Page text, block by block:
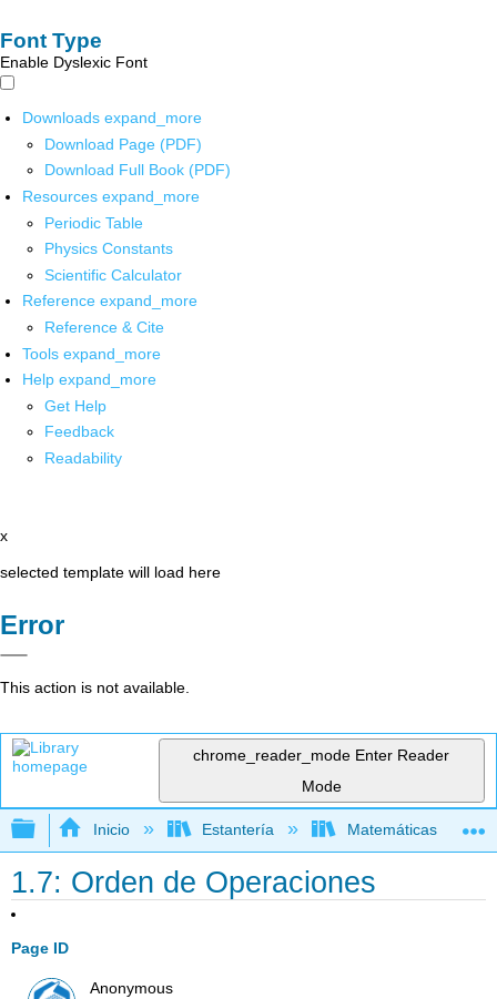
Font Type
Enable Dyslexic Font
Downloads expand_more
Download Page (PDF)
Download Full Book (PDF)
Resources expand_more
Periodic Table
Physics Constants
Scientific Calculator
Reference expand_more
Reference & Cite
Tools expand_more
Help expand_more
Get Help
Feedback
Readability
x
selected template will load here
Error
This action is not available.
chrome_reader_mode Enter Reader
Mode
Expandir/contraer jerarquía global
Inicio Estantería Matemáticas
1.7: Orden de Operaciones
Page ID
Anonymous